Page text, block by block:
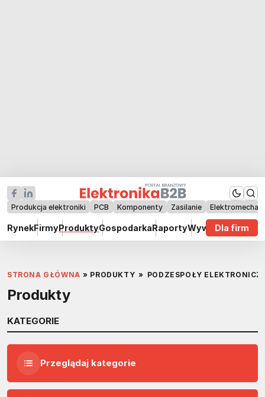
Produkcja elektroniki PCB Komponenty Zasilanie
RynekFirmyProduktyGospodarkaRaportyWywiadyDla firm
STRONA GŁÓWNA » PRODUKTY » PODZESPOŁY
Produkty
KATEGORIE
Przeglądaj kategorie